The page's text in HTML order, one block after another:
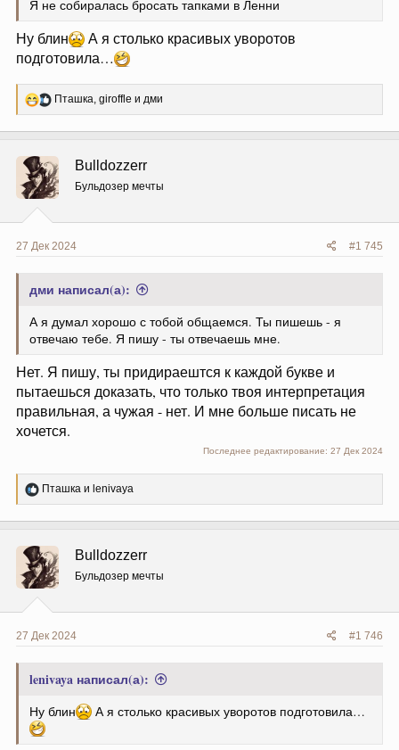
Я не собиралась бросать тапками в Ленни
Ну блин
А я столько красивых уворотов
подготовила…
Р
ц
и
и
:
Пташка giroffle и дми
Bulldozzerr
Бульдозер мечты
27 Дек 2024 #1 745
дми написал(а):
А я думал хорошо с тобой общаемся. Ты пишешь - я
отвечаю тебе. Я пишу - ты отвечаешь мне.
Нет. Я пишу, ты придираештся к каждой букве и
пытаешься доказать, что только твоя интерпретация
правильная, а чужая - нет. И мне больше писать не
хочется.
Последнее редактирование: 27 Дек 2024
Р
ц
и
и
:
Пташка и lenivaya
Bulldozzerr
Бульдозер мечты
27 Дек 2024 #1 746
lenivaya написал(а):
Ну блин А я столько красивых уворотов подготовила…